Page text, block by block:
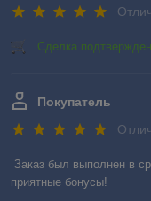
Сделка
Покупатель
Заказ был выполнен в
приятные бонусы!